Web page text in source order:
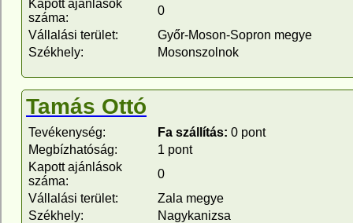
Kapott ajánlások
száma:
0
Vállalási terület:
Győr-Moson-Sopron megye
Székhely:
Mosonszolnok
Tamás Ottó
Tevékenység: Fa szállítás: 0 pont
Megbízhatóság:
1 pont
Kapott ajánlások
száma:
0
Vállalási terület:
Zala megye
Székhely:
Nagykanizsa